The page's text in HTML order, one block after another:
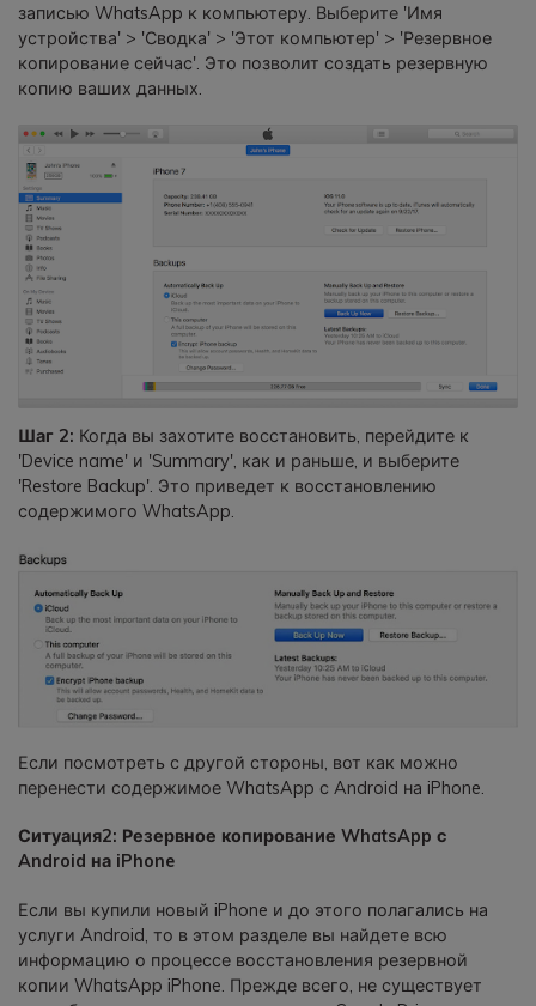
записью WhatsApp к компьютеру. Выберите 'Имя
устройства' > 'Сводка' > 'Этот компьютер' > 'Резервное
копирование сейчас'. Это позволит создать резервную
копию ваших данных.
Шаг 2: Когда вы захотите восстановить, перейдите к
'Device name' и 'Summary', как и раньше, и выберите
'Restore Backup'. Это приведет к восстановлению
содержимого WhatsApp.
Если посмотреть с другой стороны, вот как можно
перенести содержимое WhatsApp с Android на iPhone.
Ситуация2: Резервное копирование WhatsApp с
Android на iPhone
Если вы купили новый iPhone и до этого полагались на
услуги Android, то в этом разделе вы найдете всю
информацию о процессе восстановления резервной
копии WhatsApp iPhone. Прежде всего, не существует